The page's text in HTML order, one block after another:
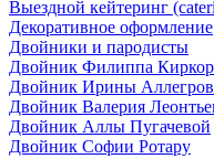
Выездной кейтеринг
Декоративное оформление
Двойники и пародисты
Двойник Филиппа
Двойник Ирины
Двойник Валерия
Двойник Аллы Пугачевой
Двойник Софии Ротару